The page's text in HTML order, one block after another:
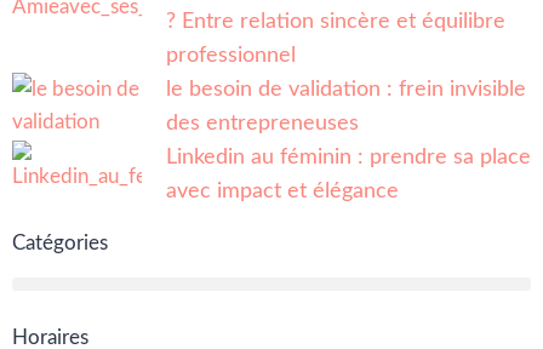
? Entre relation sincère et équilibre
professionnel
le besoin de validation : frein invisible
des entrepreneuses
Linkedin au féminin : prendre sa place
avec impact et élégance
Catégories
Horaires